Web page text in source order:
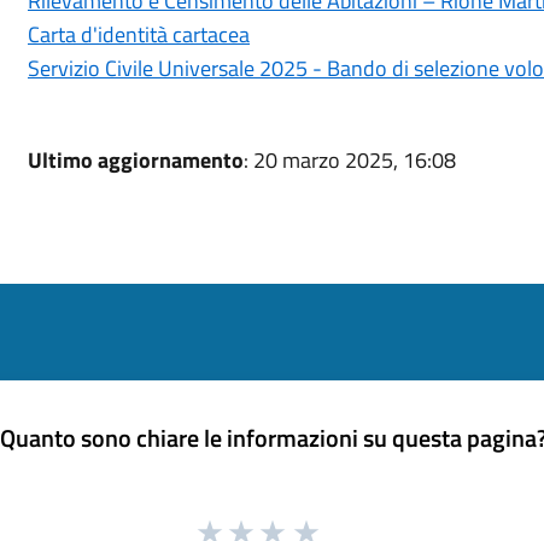
Carta d'identità cartacea
Servizio Civile Universale 2025 - Bando di selezione
Ultimo aggiornamento: 20 marzo 2025, 16:08
Quanto sono chiare le informazioni su questa